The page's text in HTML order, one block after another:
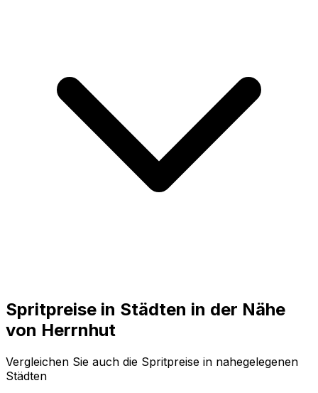
Spritpreise in Städten in der Nähe
von Herrnhut
Vergleichen Sie auch die Spritpreise in nahegelegenen
Städten